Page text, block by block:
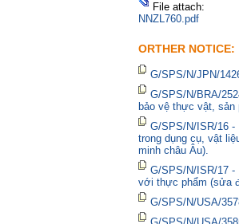
File attach:
NNZL760.pdf
ORTHER NOTICE:
G/SPS/N/JPN/
G/SPS/N/BRA/
bảo vệ thực vật, sản
G/SPS/N/ISR/16 -
trong dụng cụ, vật
minh châu Âu).
G/SPS/N/ISR/17 -
với thực phẩm (sửa
G/SPS/N/USA/